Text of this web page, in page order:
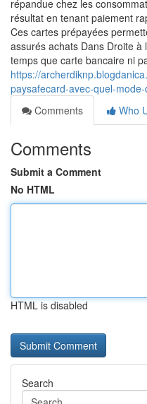
répandue chez les
résultat en tenant paiement
Ces cartes prépayées
assurés achats Dans Droite à
temps que carte bancaire ni
https://
paysafecard-avec-quel-
Comments
Who
Comments
Submit a Comment
No HTML
HTML is disabled
Search